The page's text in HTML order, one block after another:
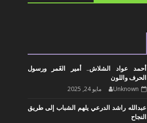
أحمد عواد الشلاش.. أمير الغَمر ورسول
الحرف واللون
Unknown مايو 24, 2025
عبدالله راشد الدرعي يلهم الشباب إلى طريق
النجاح